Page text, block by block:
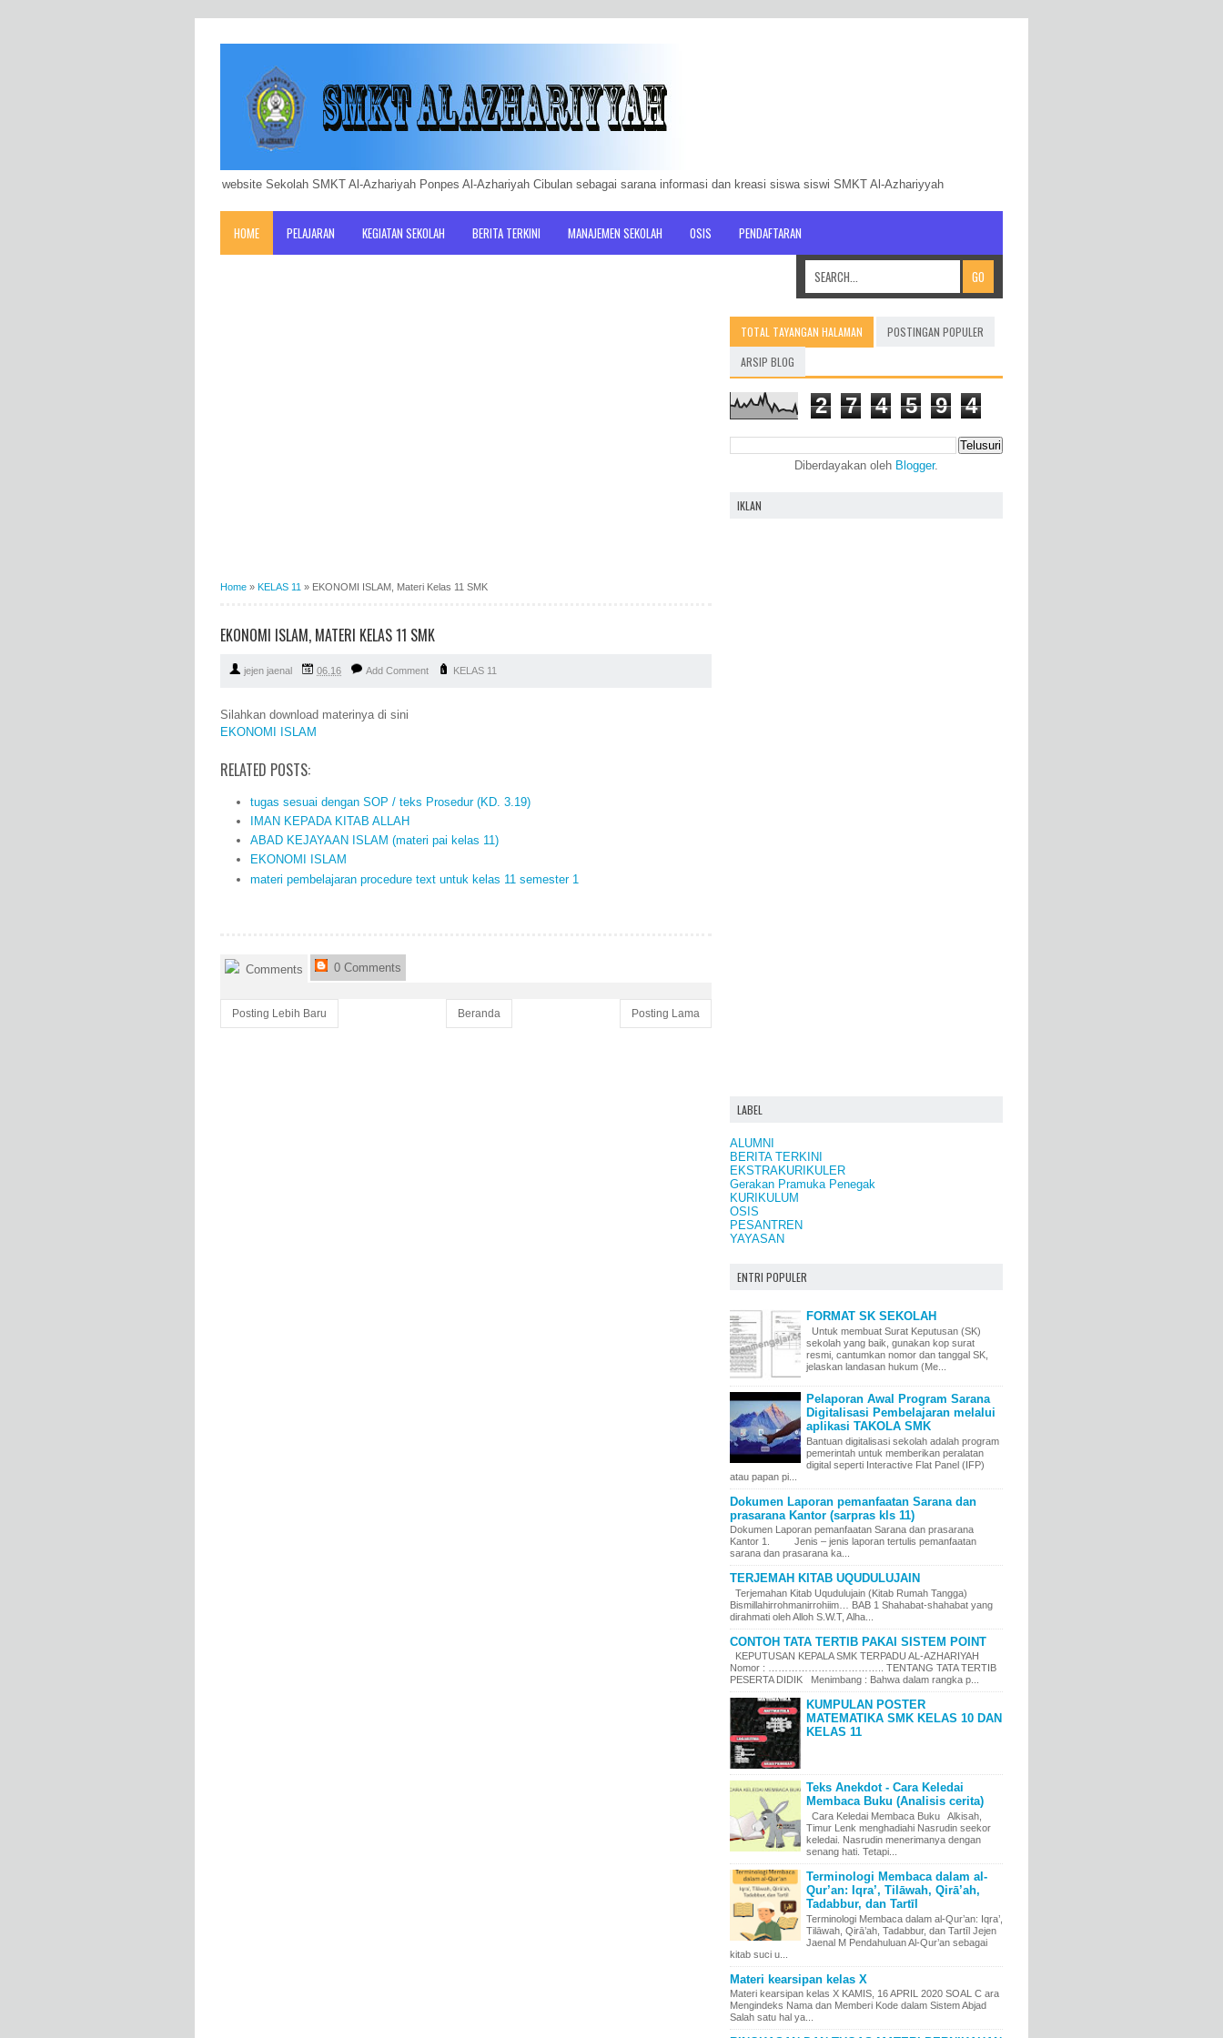
website Sekolah SMKT Al-Azhariyah Ponpes Al-Azhariyah Cibulan sebagai sarana informasi dan kreasi siswa siswi SMKT Al-Azhariyyah
HOME PELAJARAN KEGIATAN SEKOLAH BERITA TERKINI MANAJEMEN SEKOLAH OSIS PENDAFTARAN
Home » KELAS 11 » EKONOMI ISLAM, Materi Kelas 11 SMK
EKONOMI ISLAM, MATERI KELAS 11 SMK
jejen jaenal 06.16 Add Comment KELAS 11
Silahkan download materinya di sini
EKONOMI ISLAM
RELATED POSTS:
tugas sesuai dengan SOP / teks Prosedur (KD. 3.19)
IMAN KEPADA KITAB ALLAH
ABAD KEJAYAAN ISLAM (materi pai kelas 11)
EKONOMI ISLAM
materi pembelajaran procedure text untuk kelas 11 semester 1
Comments 0 Comments
Posting Lebih Baru Posting Lama
Beranda
TOTAL TAYANGAN HALAMAN
POSTINGAN POPULER
ARSIP BLOG
2 7 4 5 9 4
Diberdayakan oleh Blogger.
IKLAN
LABEL
ALUMNI
BERITA TERKINI
EKSTRAKURIKULER
Gerakan Pramuka Penegak
KURIKULUM
OSIS
PESANTREN
YAYASAN
ENTRI POPULER
FORMAT SK SEKOLAH
Untuk membuat Surat Keputusan (SK)
sekolah yang baik, gunakan kop surat
resmi, cantumkan nomor dan tanggal SK,
jelaskan landasan hukum (Me...
Pelaporan Awal Program Sarana
Digitalisasi Pembelajaran melalui
aplikasi TAKOLA SMK
Bantuan digitalisasi sekolah adalah program
pemerintah untuk memberikan peralatan
digital seperti Interactive Flat Panel (IFP)
atau papan pi...
Dokumen Laporan pemanfaatan Sarana dan
prasarana Kantor (sarpras kls 11)
Dokumen Laporan pemanfaatan Sarana dan prasarana
Kantor 1. Jenis – jenis laporan tertulis pemanfaatan
sarana dan prasarana ka...
TERJEMAH KITAB UQUDULUJAIN
Terjemahan Kitab Uqudulujain (Kitab Rumah Tangga)
Bismillahirrohmanirrohiim… BAB 1 Shahabat-shahabat yang
dirahmati oleh Alloh S.W.T, Alha...
CONTOH TATA TERTIB PAKAI SISTEM POINT
KEPUTUSAN KEPALA SMK TERPADU AL-AZHARIYAH
Nomor : …………………………….. TENTANG TATA TERTIB
PESERTA DIDIK Menimbang : Bahwa dalam rangka p...
KUMPULAN POSTER
MATEMATIKA SMK KELAS 10 DAN
KELAS 11
Teks Anekdot - Cara Keledai
Membaca Buku (Analisis cerita)
Cara Keledai Membaca Buku Alkisah,
Timur Lenk menghadiahi Nasrudin seekor
keledai. Nasrudin menerimanya dengan
senang hati. Tetapi...
Terminologi Membaca dalam al-
Qur’an: Iqra’, Tilāwah, Qirā’ah,
Tadabbur, dan Tartīl
Terminologi Membaca dalam al-Qur’an: Iqra’,
Tilāwah, Qirā’ah, Tadabbur, dan Tartīl Jejen
Jaenal M Pendahuluan Al-Qur’an sebagai
kitab suci u...
Materi kearsipan kelas X
Materi kearsipan kelas X KAMIS, 16 APRIL 2020 SOAL C ara
Mengindeks Nama dan Memberi Kode dalam Sistem Abjad
Salah satu hal ya...